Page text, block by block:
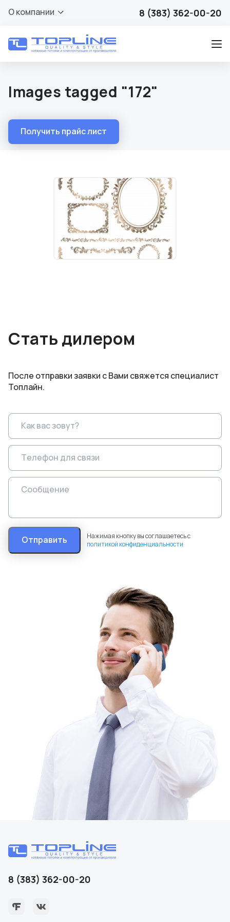
О компании 8 (383) 362-00-20
Images tagged "172"
Получить прайс лист
Стать дилером
После отправки заявки с Вами свяжется специалист
Топлайн.
Отправить
Нажимая кнопку вы соглашаетесь с
политикой конфиденциальности
8 (383) 362-00-20